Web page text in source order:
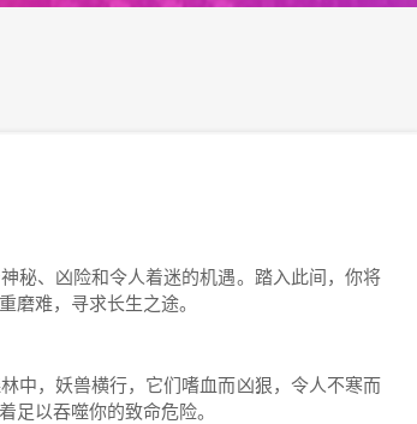
秘、凶险和令人着迷的机遇。踏入此间，你将
磨难，寻求长生之途。
中，妖兽横行，它们嗜血而凶狠，令人不寒而
足以吞噬你的致命危险。